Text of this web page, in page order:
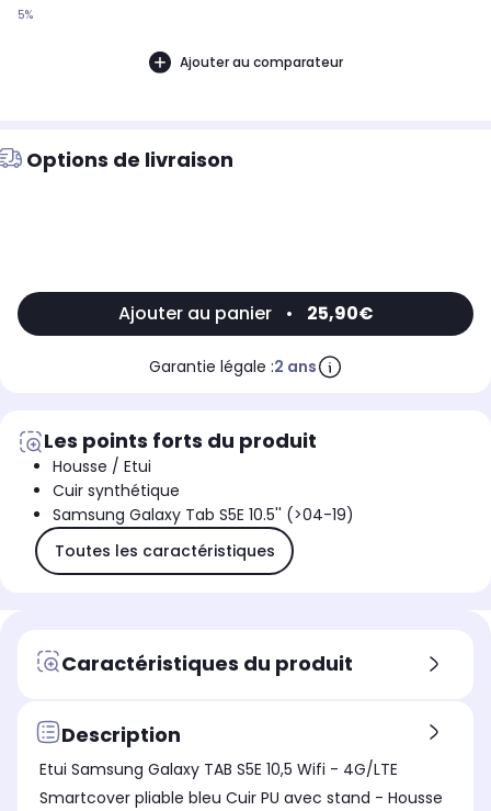
5%
Ajouter au comparateur
Options de livraison
Ajouter au panier • 25,90€
Garantie légale :2 ans
Les points forts du produit
Housse / Etui
Cuir synthétique
Samsung Galaxy Tab S5E 10.5'' (>04-19)
Toutes les caractéristiques
Caractéristiques du produit
Description
Etui Samsung Galaxy TAB S5E 10,5 Wifi - 4G/LTE
Smartcover pliable bleu Cuir PU avec stand - Housse